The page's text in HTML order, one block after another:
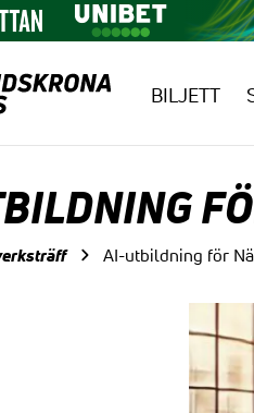
BILJETT
AI-utbildning för